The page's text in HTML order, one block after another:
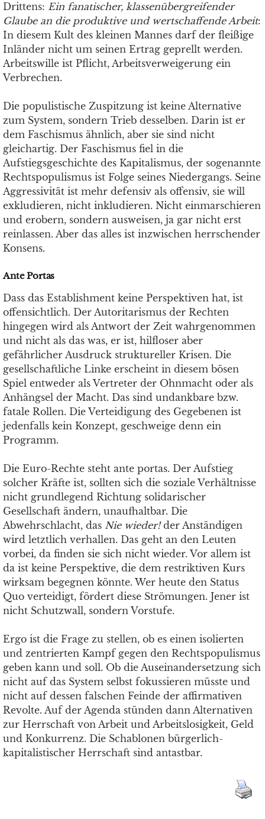
Drittens: Ein fanatischer, klassenübergreifender
Glaube an die produktive und wertschaffende Arbeit:
In diesem Kult des kleinen Mannes darf der fleißige
Inländer nicht um seinen Ertrag geprellt werden.
Arbeitswille ist Pflicht, Arbeitsverweigerung ein
Verbrechen.
Die populistische Zuspitzung ist keine Alternative
zum System, sondern Trieb desselben. Darin ist er
dem Faschismus ähnlich, aber sie sind nicht
gleichartig. Der Faschismus fiel in die
Aufstiegsgeschichte des Kapitalismus, der sogenannte
Rechtspopulismus ist Folge seines Niedergangs. Seine
Aggressivität ist mehr defensiv als offensiv, sie will
exkludieren, nicht inkludieren. Nicht einmarschieren
und erobern, sondern ausweisen, ja gar nicht erst
reinlassen. Aber das alles ist inzwischen herrschender
Konsens.
Ante Portas
Dass das Establishment keine Perspektiven hat, ist
offensichtlich. Der Autoritarismus der Rechten
hingegen wird als Antwort der Zeit wahrgenommen
und nicht als das was, er ist, hilfloser aber
gefährlicher Ausdruck struktureller Krisen. Die
gesellschaftliche Linke erscheint in diesem bösen
Spiel entweder als Vertreter der Ohnmacht oder als
Anhängsel der Macht. Das sind undankbare bzw.
fatale Rollen. Die Verteidigung des Gegebenen ist
jedenfalls kein Konzept, geschweige denn ein
Programm.
Die Euro-Rechte steht ante portas. Der Aufstieg
solcher Kräfte ist, sollten sich die soziale Verhältnisse
nicht grundlegend Richtung solidarischer
Gesellschaft ändern, unaufhaltbar. Die
Abwehrschlacht, das Nie wieder!der Anständigen
wird letztlich verhallen. Das geht an den Leuten
vorbei, da finden sie sich nicht wieder. Vor allem ist
da ist keine Perspektive, die dem restriktiven Kurs
wirksam begegnen könnte. Wer heute den Status
Quo verteidigt, fördert diese Strömungen. Jener ist
nicht Schutzwall, sondern Vorstufe.
Ergo ist die Frage zu stellen, ob es einen isolierten
und zentrierten Kampf gegen den Rechtspopulismus
geben kann und soll. Ob die Auseinandersetzung sich
nicht auf das System selbst fokussieren müsste und
nicht auf dessen falschen Feinde der affirmativen
Revolte. Auf der Agenda stünden dann Alternativen
zur Herrschaft von Arbeit und Arbeitslosigkeit, Geld
und Konkurrenz. Die Schablonen bürgerlich-
kapitalistischer Herrschaft sind antastbar.